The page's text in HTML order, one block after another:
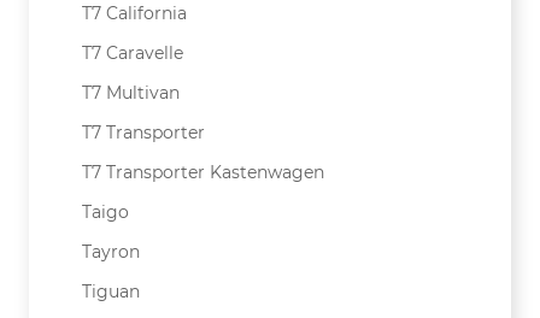
T7 California
T7 Caravelle
T7 Multivan
T7 Transporter
T7 Transporter Kastenwagen
Taigo
Tayron
Tiguan